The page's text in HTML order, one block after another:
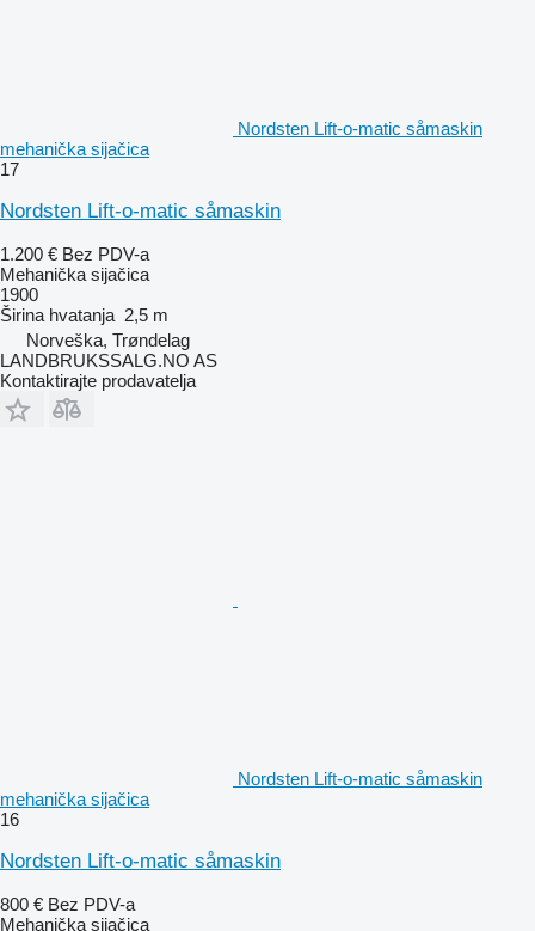
Nordsten Lift-o-matic såmaskin
mehanička sijačica
17
Nordsten Lift-o-matic såmaskin
1.200 € Bez PDV-a
Mehanička sijačica
1900
Širina hvatanja 2,5 m
Norveška, Trøndelag
LANDBRUKSSALG.NO AS
Kontaktirajte prodavatelja
Nordsten Lift-o-matic såmaskin
mehanička sijačica
16
Nordsten Lift-o-matic såmaskin
800 € Bez PDV-a
Mehanička sijačica